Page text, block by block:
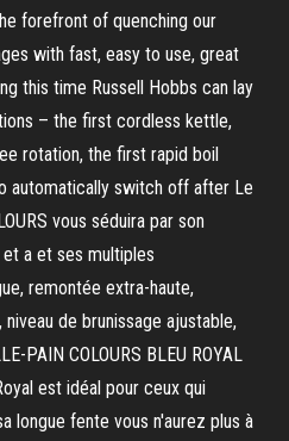
forefront of quenching our
with fast, easy to use, great
this time Russell Hobbs can lay
– the first cordless kettle,
rotation, the first rapid boil
automatically switch off after Le
vous séduira par son
a et ses multiples
remontée extra-haute,
de brunissage ajustable,
PAIN COLOURS BLEU ROYAL
est idéal pour ceux qui
longue fente vous n'aurez plus à